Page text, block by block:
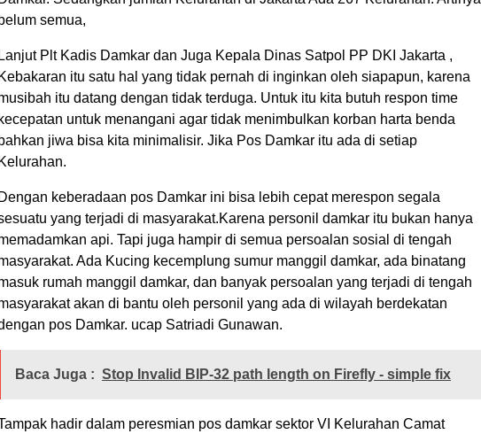
belum semua,
Lanjut Plt Kadis Damkar dan Juga Kepala Dinas Satpol PP DKI Jakarta ,
Kebakaran itu satu hal yang tidak pernah di inginkan oleh siapapun, karena
itu datang dengan tidak terduga. Untuk itu kita butuh respon time
kecepatan untuk menangani agar tidak menimbulkan korban harta benda
bahkan jiwa bisa kita minimalisir. Jika Pos Damkar itu ada di setiap
Kelurahan.
Dengan keberadaan pos Damkar ini bisa lebih cepat merespon segala
yang terjadi di masyarakat.Karena personil damkar itu bukan hanya
api. Tapi juga hampir di semua persoalan sosial di tengah
Ada Kucing kecemplung sumur manggil damkar, ada binatang
rumah manggil damkar, dan banyak persoalan yang terjadi di tengah
akan di bantu oleh personil yang ada di wilayah berdekatan
pos Damkar. ucap Satriadi Gunawan.
Baca Juga : Stop Invalid BIP-32 path length on Firefly - simple fix
hadir dalam peresmian pos damkar sektor VI Kelurahan Camat